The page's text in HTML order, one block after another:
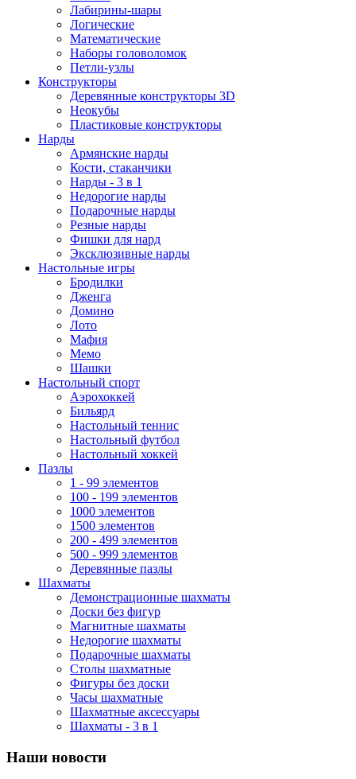
Лабирины-шары
Логические
Математические
Наборы головоломок
Петли-узлы
Конструкторы
Деревянные конструкторы 3D
Неокубы
Пластиковые конструкторы
Нарды
Армянские нарды
Кости, стаканчики
Нарды - 3 в 1
Недорогие нарды
Подарочные нарды
Резные нарды
Фишки для нард
Эксклюзивные нарды
Настольные игры
Бродилки
Дженга
Домино
Лото
Мафия
Мемо
Шашки
Настольный спорт
Аэрохоккей
Бильярд
Настольный теннис
Настольный футбол
Настольный хоккей
Пазлы
1 - 99 элементов
100 - 199 элементов
1000 элементов
1500 элементов
200 - 499 элементов
500 - 999 элементов
Деревянные пазлы
Шахматы
Демонстрационные шахматы
Доски без фигур
Магнитные шахматы
Недорогие шахматы
Подарочные шахматы
Столы шахматные
Фигуры без доски
Часы шахматные
Шахматные аксессуары
Шахматы - 3 в 1
Наши новости